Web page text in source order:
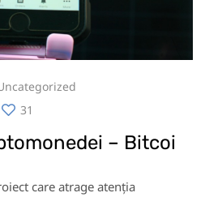
31
– Bitcoi
care atrage atenția